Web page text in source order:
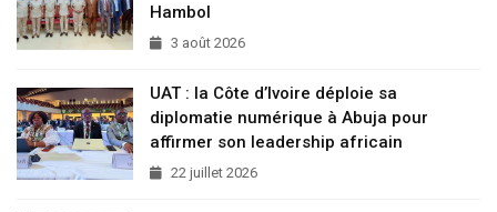
Hambol
3 août 2026
UAT : la Côte d’Ivoire déploie sa
diplomatie numérique à Abuja pour
affirmer son leadership africain
22 juillet 2026